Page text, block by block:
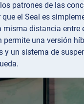
patrones de las
el Seal es
misma distancia entre
una versión
un sistema de